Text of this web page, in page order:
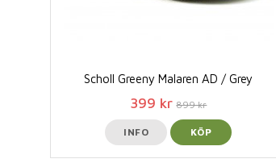
Scholl Greeny Malaren AD / Grey
399 kr 899 kr
INFO KÖP